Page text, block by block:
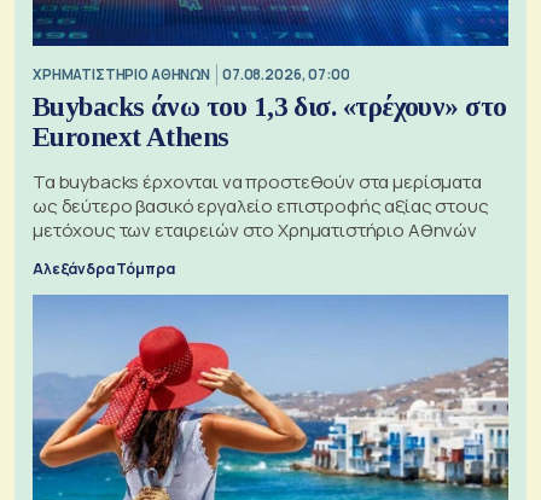
XΡΗΜΑΤΙΣΤΗΡΙΟ ΑΘΗΝΩΝ 07.08.2026, 07:00
Buybacks άνω του 1,3 δισ. «τρέχουν» στο
Euronext Athens
Τα buybacks έρχονται να προστεθούν στα μερίσματα
ως δεύτερο βασικό εργαλείο επιστροφής αξίας στους
μετόχους των εταιρειών στο Χρηματιστήριο Αθηνών
Αλεξάνδρα Τόμπρα